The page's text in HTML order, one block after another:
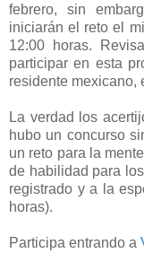
febrero, sin
iniciarán el reto el
12:00 horas.
participar en esta
residente mexicano,
La verdad los
hubo un concurso
un reto para la
de habilidad para
registrado y a la
horas).
Participa entrando a